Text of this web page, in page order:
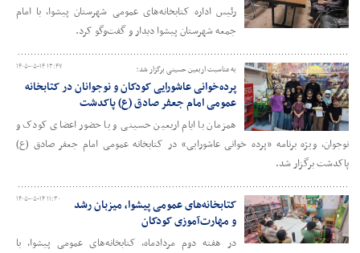
رئیس اداره کتابخانه‌های عمومی شهرستان پیشوا، با امام
جمعه شهرستان پیشوا دیدار و گفت‌وگو کرد.
۱۴۰۵-۰۵-۱۴ ۱۳:۴۷ به مناسبت اربعین حسینی برگزار شد؛
پرده‌خوانی عاشورایی کودکان و نوجوانان در کتابخانه
عمومی امام جعفر صادق (ع) پاکدشت
همزمان با ایام اربعین حسینی و با حضور اعضای کودک و
نوجوان، ویژه برنامه‌ «پرده خوانی عاشورایی» در کتابخانه عمومی امام جعفر صادق (ع)
پاکدشت برگزار شد.
۱۴۰۵-۰۵-۱۴ ۱۱:۳۰
کتابخانه‌های عمومی پیشوا، میزبان رشد
و مهارت‌آموزی کودکان
در هفته دوم مردادماه، کتابخانه‌های عمومی پیشوا، با